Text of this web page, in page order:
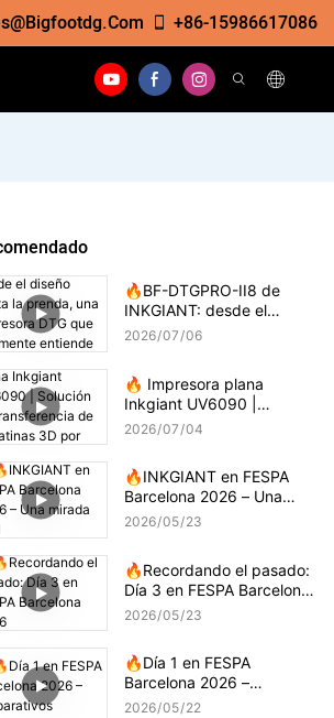
+86-15986617086
🔥BF-DTGPRO-II8 de
INKGIANT: desde el
diseño hasta la prenda,
impresión sobre algodón.
2026 07 06
🔥 Impresora plana
Inkgiant UV6090 |
Solución de transferencia
2026 07 04
🔥INKGIANT en FESPA
Barcelona 2026 – Una
mirada final
2026 05 23
🔥Recordando el pasado:
Día 3 en FESPA Barcelona
2026
2026 05 23
🔥Día 1 en FESPA
Barcelona 2026 –
Preparativos
2026 05 22